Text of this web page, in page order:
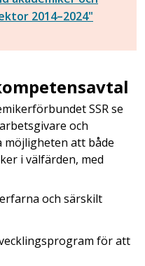
2014–2024"
SSR se
och
möjligheten att både
i välfärden, med
och särskilt
för att